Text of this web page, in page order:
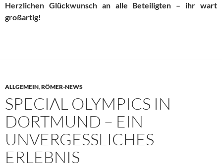
Herzlichen Glückwunsch an alle Beteiligten – ihr wart
großartig!
ALLGEMEIN,RÖMER-NEWS
SPECIAL OLYMPICS IN
DORTMUND – EIN
UNVERGESSLICHES
ERLEBNIS